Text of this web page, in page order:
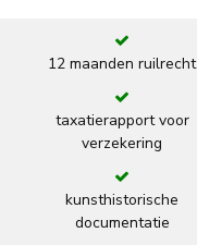
12 maanden ruilrecht
taxatierapport voor
verzekering
kunsthistorische
documentatie